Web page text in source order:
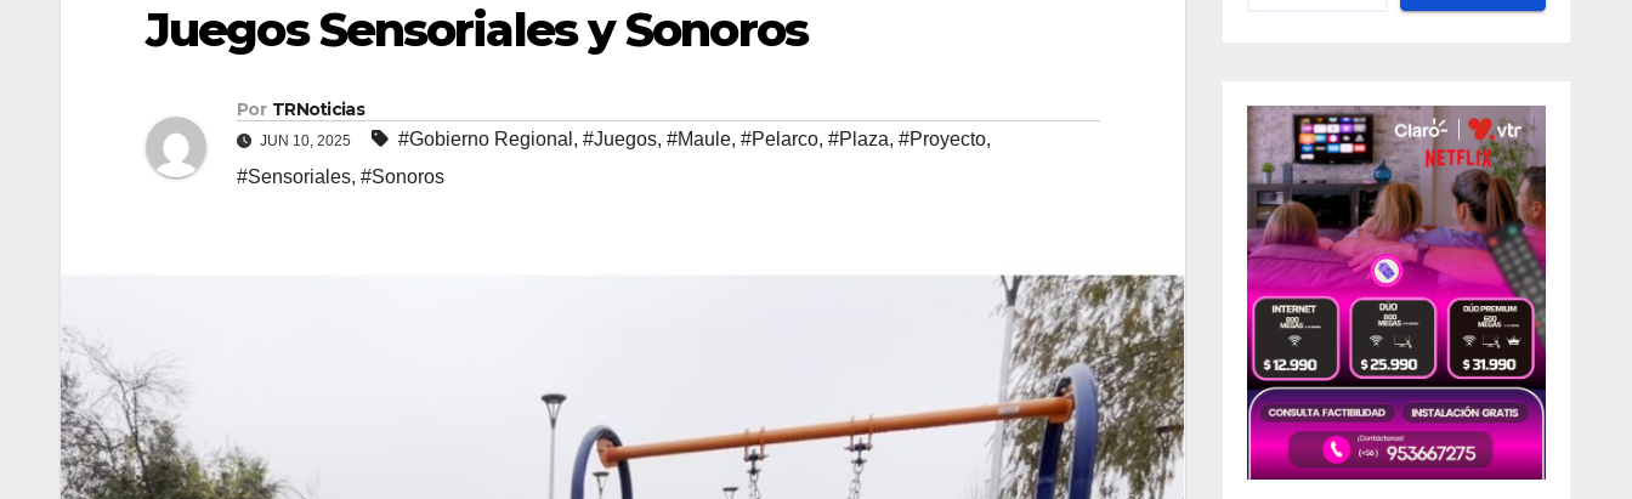
Juegos Sensoriales y Sonoros
Por TRNoticias
JUN 10, 2025 #Gobierno Regional , #Juegos, #Maule, #Pelarco, #Plaza, #Proyecto,
#Sensoriales, #Sonoros